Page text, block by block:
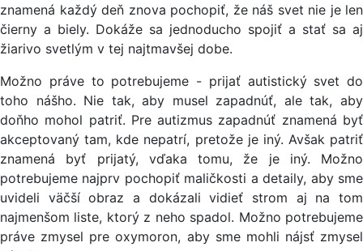
znamená každý deň znova pochopiť, že náš svet nie je len
čierny a biely. Dokáže sa jednoducho spojiť a stať sa aj
žiarivo svetlým v tej najtmavšej dobe.
Možno práve to potrebujeme - prijať autistický svet do
toho nášho. Nie tak, aby musel zapadnúť, ale tak, aby
doňho mohol patriť. Pre autizmus zapadnúť znamená byť
akceptovaný tam, kde nepatrí, pretože je iný. Avšak patriť
znamená byť prijatý, vďaka tomu, že je iný. Možno
potrebujeme najprv pochopiť maličkosti a detaily, aby sme
uvideli väčší obraz a dokázali vidieť strom aj na tom
najmenšom liste, ktorý z neho spadol. Možno potrebujeme
práve zmysel pre oxymoron, aby sme mohli nájsť zmysel